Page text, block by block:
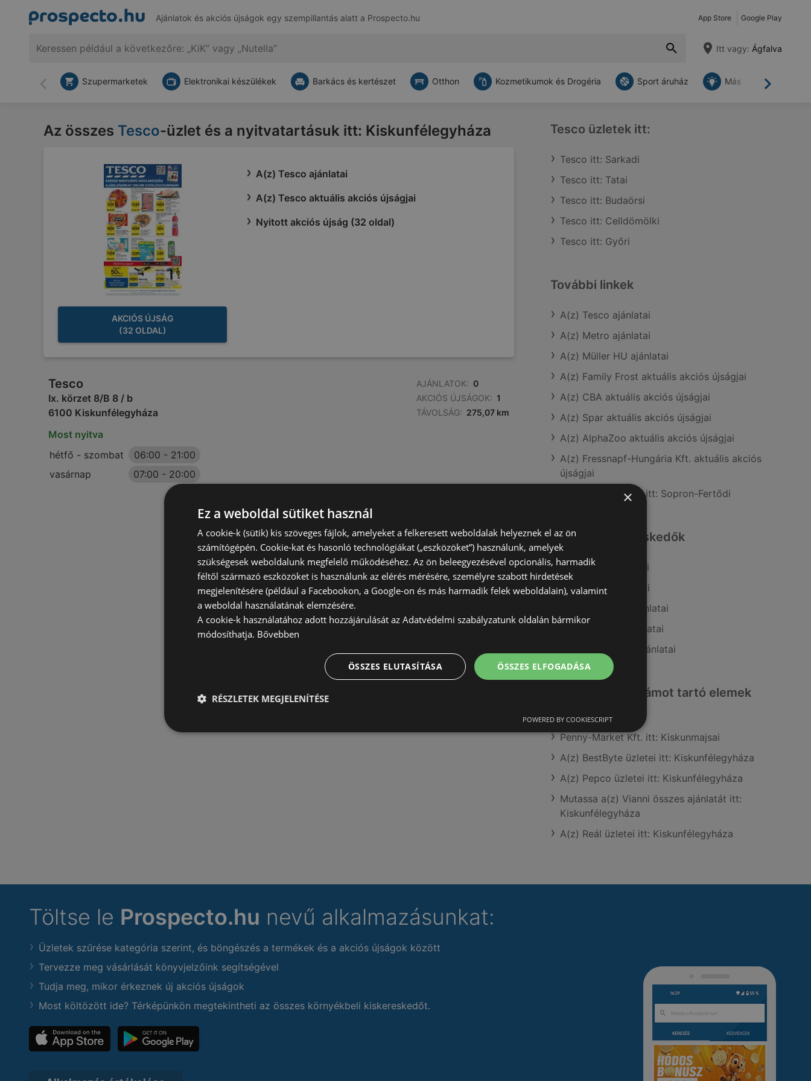
Ajánlatok és akciós újságok egy szempillantás alatt a Prospecto.hu App Store Google Play
Itt vagy: Ágfalva
Vissza Tovább
Szupermarketek Elektronikai készülékek Barkács és kertészet Otthon Kozmetikumok és Drogéria Sport áruház Más
Az összes Tesco-üzlet és a nyitvatartásuk itt: Kiskunfélegyháza
AKCIÓS ÚJSÁG
(32 OLDAL)
A(z) Tesco ajánlatai
A(z) Tesco aktuális akciós újságjai
Nyitott akciós újság (32 oldal)
Tesco
Ix. körzet 8/B 8 / b
6100 Kiskunfélegyháza
AJÁNLATOK: 0
AKCIÓS ÚJSÁGOK: 1
TÁVOLSÁG: 275,07 km
Most nyitva
hétfő - szombat
06:00 - 21:00
vasárnap
07:00 - 20:00
Tesco üzletek itt:
Tesco itt: Sarkadi
Tesco itt: Tatai
Tesco itt: Budaörsi
Tesco itt: Celldömölki
Tesco itt: Győri
További linkek
A(z) Tesco ajánlatai
A(z) Metro ajánlatai
A(z) Müller HU ajánlatai
A(z) Family Frost aktuális akciós újságjai
A(z) CBA aktuális akciós újságjai
A(z) Spar aktuális akciós újságjai
A(z) AlphaZoo aktuális akciós újságjai
A(z) Fressnapf-Hungária Kft. aktuális akciós
újságjai
A(z) Tesco üzletei itt: Sopron-Fertődi
Hasonló kiskereskedők
A(z) Príma ajánlatai
A(z) Privát ajánlatai
A(z) Ecofamily ajánlatai
A(z) Interspar ajánlatai
A(z) Coop Tisza ajánlatai
Érdeklődésre számot tartó elemek
Penny-Market Kft. itt: Kiskunmajsai
A(z) BestByte üzletei itt: Kiskunfélegyháza
A(z) Pepco üzletei itt: Kiskunfélegyháza
Mutassa a(z) Vianni összes ajánlatát itt:
Kiskunfélegyháza
A(z) Reál üzletei itt: Kiskunfélegyháza
Töltse le Prospecto.hu nevű alkalmazásunkat:
Üzletek szűrése kategória szerint, és böngészés a termékek és a akciós újságok között
Tervezze meg vásárlását könyvjelzőink segítségével
Tudja meg, mikor érkeznek új akciós újságok
Most költözött ide? Térképünkön megtekintheti az összes környékbeli kiskereskedőt.
×
Ez a weboldal sütiket használ
A cookie-k (sütik) kis szöveges fájlok, amelyeket a felkeresett weboldalak helyeznek el az ön
számítógépén. Cookie-kat és hasonló technológiákat („eszközöket”) használunk, amelyek
szükségesek weboldalunk megfelelő működéséhez. Az ön beleegyezésével opcionális, harmadik
féltől származó eszközöket is használunk az elérés mérésére, személyre szabott hirdetések
megjelenítésére (például a Facebookon, a Google-on és más harmadik felek weboldalain), valamint
a weboldal használatának elemzésére.
A cookie-k használatához adott hozzájárulását az Adatvédelmi szabályzatunk oldalán bármikor
módosíthatja. Bővebben
ÖSSZES ELFOGADÁSA
ÖSSZES ELUTASÍTÁSA
RÉSZLETEK MEGJELENÍTÉSE
POWERED BY COOKIESCRIPT